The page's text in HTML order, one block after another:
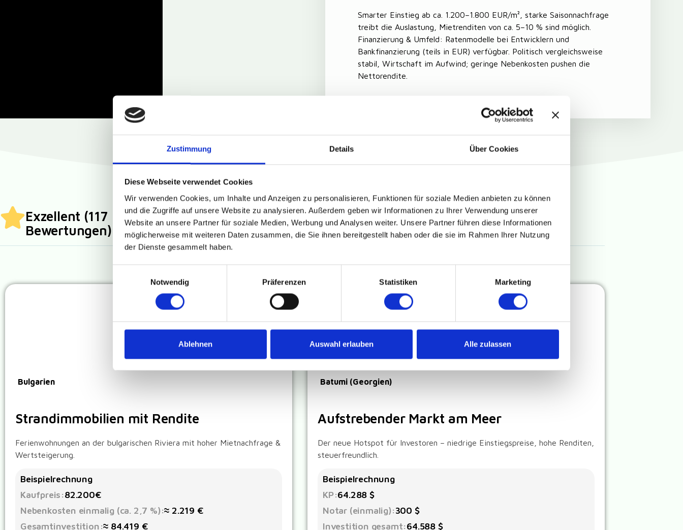
Zustimmung Details Über Cookies
Diese Webseite verwendet Cookies
Wir verwenden Cookies, um Inhalte und Anzeigen zu personalisieren, Funktionen für soziale Medien anbieten zu können
und die Zugriffe auf unsere Website zu analysieren. Außerdem geben wir Informationen zu Ihrer Verwendung unserer
Website an unsere Partner für soziale Medien, Werbung und Analysen weiter. Unsere Partner führen diese Informationen
möglicherweise mit weiteren Daten zusammen, die Sie ihnen bereitgestellt haben oder die sie im Rahmen Ihrer Nutzung
der Dienste gesammelt haben.
Notwendig
Präferenzen Statistiken Marketing
Ablehnen Auswahl erlauben Alle zulassen
Smarter Einstieg ab ca. 1.200–1.800 EUR/m², starke Saisonnachfrage
treibt die Auslastung, Mietrenditen von ca. 5–10 % sind möglich.
Finanzierung & Umfeld: Ratenmodelle bei Entwicklern und
Bankfinanzierung (teils in EUR) verfügbar. Politisch vergleichsweise
stabil, Wirtschaft im Aufwind; geringe Nebenkosten pushen die
Nettorendite.
Exzellent (117
Bewertungen)
Bulgarien
Strandimmobilien mit Rendite
Ferienwohnungen an der bulgarischen Riviera mit hoher Mietnachfrage &
Wertsteigerung.
Beispielrechnung
Kaufpreis:82.200€
Nebenkosten einmalig (ca. 2,7 %):≈ 2.219 €
Gesamtinvestition:≈ 84.419 €
Batumi (Georgien)
Aufstrebender Markt am Meer
Der neue Hotspot für Investoren – niedrige Einstiegspreise, hohe Renditen,
steuerfreundlich.
Beispielrechnung
KP:64.288 $
Notar (einmalig):300 $
Investition gesamt:64.588 $